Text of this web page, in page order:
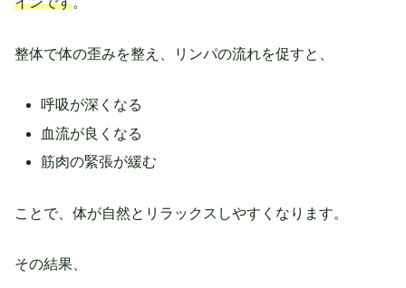
整体で体の歪みを整え、リンパの流れを促すと、
呼吸が深くなる
血流が良くなる
筋肉の緊張が緩む
ことで、体が自然とリラックスしやすくなります。
その結果、